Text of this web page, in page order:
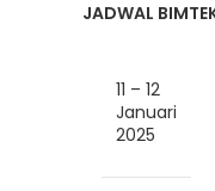
JADWAL BIMTEK
11 – 12
Januari
2025